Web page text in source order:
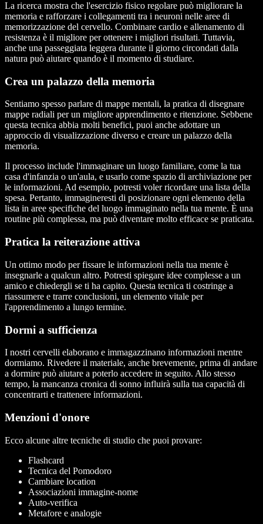
La ricerca mostra che l'esercizio fisico regolare può migliorare la
memoria e rafforzare i collegamenti tra i neuroni nelle aree di
memorizzazione del cervello. Combinare cardio e allenamento di
resistenza è il migliore per ottenere i migliori risultati. Tuttavia,
anche una passeggiata leggera durante il giorno circondati dalla
natura può aiutare quando è il momento di studiare.
Crea un palazzo della memoria
Sentiamo spesso parlare di mappe mentali, la pratica di disegnare
mappe radiali per un migliore apprendimento e ritenzione. Sebbene
questa tecnica abbia molti benefici, puoi anche adottare un
approccio di visualizzazione diverso e creare un palazzo della
memoria.
Il processo include l'immaginare un luogo familiare, come la tua
casa d'infanzia o un'aula, e usarlo come spazio di archiviazione per
le informazioni. Ad esempio, potresti voler ricordare una lista della
spesa. Pertanto, immagineresti di posizionare ogni elemento della
lista in aree specifiche del luogo immaginato nella tua mente. È una
routine più complessa, ma può diventare molto efficace se praticata.
Pratica la reiterazione attiva
Un ottimo modo per fissare le informazioni nella tua mente è
insegnarle a qualcun altro. Potresti spiegare idee complesse a un
amico e chiedergli se ti ha capito. Questa tecnica ti costringe a
riassumere e trarre conclusioni, un elemento vitale per
l'apprendimento a lungo termine.
Dormi a sufficienza
I nostri cervelli elaborano e immagazzinano informazioni mentre
dormiamo. Rivedere il materiale, anche brevemente, prima di andare
a dormire può aiutare a poterlo accedere in seguito. Allo stesso
tempo, la mancanza cronica di sonno influirà sulla tua capacità di
concentrarti e trattenere informazioni.
Menzioni d'onore
Ecco alcune altre tecniche di studio che puoi provare:
Flashcard
Tecnica del Pomodoro
Cambiare location
Associazioni immagine-nome
Auto-verifica
Metafore e analogie